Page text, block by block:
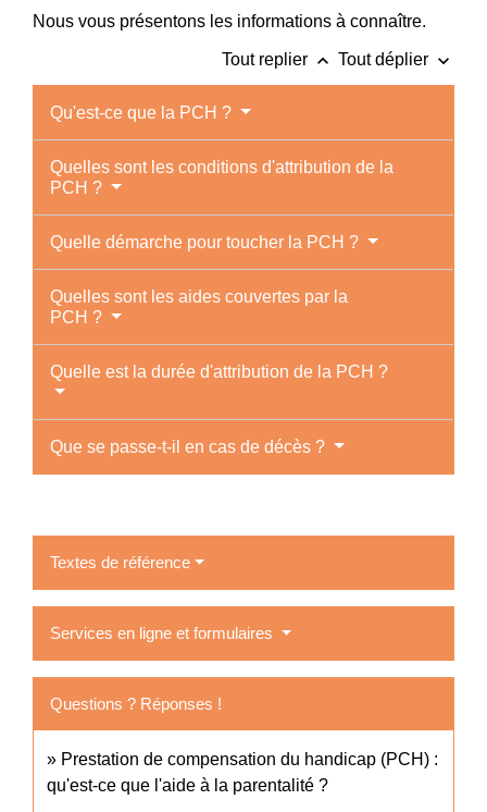
Nous vous présentons les informations à connaître.
Tout replier keyboard_arrow_up Tout déplier keyboard_arrow_down
Qu'est-ce que la PCH ?
Quelles sont les conditions d'attribution de la
PCH ?
Quelle démarche pour toucher la PCH ?
Quelles sont les aides couvertes par la
PCH ?
Quelle est la durée d'attribution de la PCH ?
Que se passe-t-il en cas de décès ?
Textes de référence
Services en ligne et formulaires
Questions ? Réponses !
Prestation de compensation du handicap (PCH) :
qu'est-ce que l'aide à la parentalité ?